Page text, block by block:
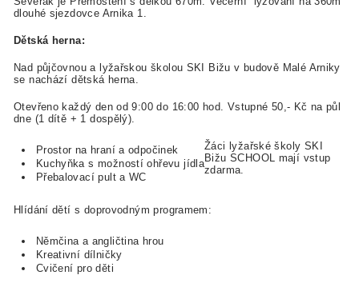
dlouhé sjezdovce Arnika 1.
Dětská herna:
Nad půjčovnou a lyžařskou školou SKI Bižu v budově Malé Arniky
se nachází dětská herna.
Otevřeno každý den od 9:00 do 16:00 hod. Vstupné 50,- Kč na půl
dne (1 dítě + 1 dospělý).
Prostor na hraní a odpočinek
Kuchyňka s možností ohřevu jídla
Přebalovací pult a WC
Žáci lyžařské školy SKI
Bižu SCHOOL mají vstup
zdarma.
Hlídání dětí s doprovodným programem:
Němčina a angličtina hrou
Kreativní dílničky
Cvičení pro děti